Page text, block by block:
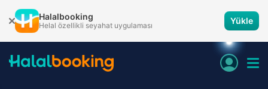
Halalbooking
Helal özellikli seyahat uygulaması Yükle